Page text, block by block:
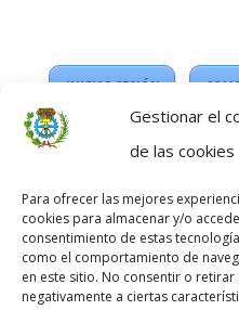
Gestionar el
de las cookies
Para ofrecer las mejores
cookies para almacenar y/o
consentimiento de estas
como el comportamiento de
en este sitio. No consentir o
negativamente a ciertas
INICIAR SESIÓN
* Acceso exclusivo para